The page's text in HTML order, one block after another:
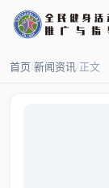
首页/新闻资讯/正文